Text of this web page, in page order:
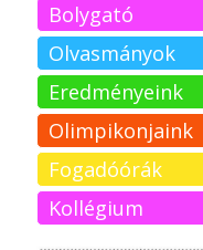
Bolygató
Olvasmányok
Eredményeink
Olimpikonjaink
Fogadóórák
Kollégium